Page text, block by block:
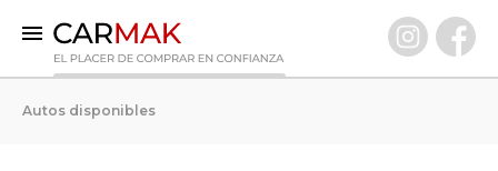
Autos disponibles